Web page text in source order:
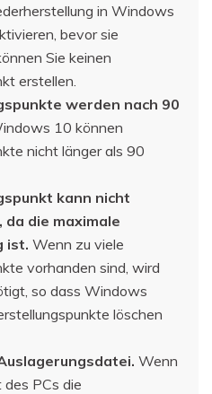
in Windows
bevor sie
Sie keinen
erstellen.
werden nach 90
10 können
nicht länger als 90
kann nicht
die maximale
ist. Wenn zu viele
vorhanden sind, wird
so dass Windows
löschen
Wenn
PCs die